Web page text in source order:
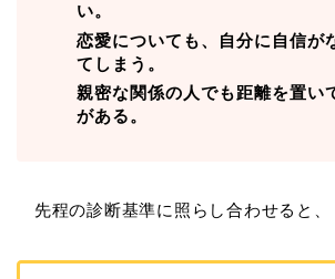
い。
恋愛についても、自分に自信が
てしまう。
親密な関係の人でも距離を置い
がある。
先程の診断基準に照らし合わせると、